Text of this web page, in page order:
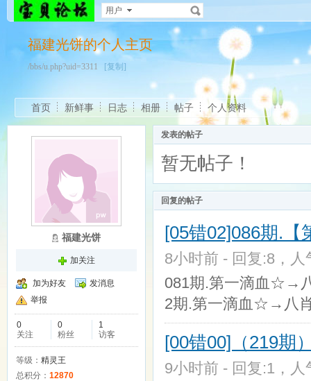
用户
福建光饼的个人主页
/bbs/u.php?uid=3311 [复制]
首页 新鲜事 日志 相册 帖子 个人资料
福建光饼
加关注
加为好友
发消息
举报
0
关注
0
粉丝
1
访客
等级： 精灵王
总积分： 12870
发表的帖子
暂无帖子！
回复的帖子
[05错02]086期.
8小时前 - 回复:8，
081期.第一滴血☆→
2期.第一滴血☆→八
[00错00]（219
9小时前 - 回复:1，